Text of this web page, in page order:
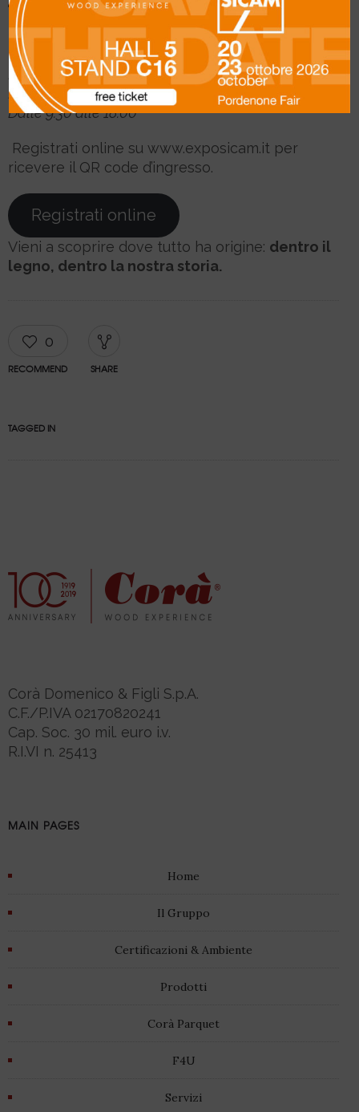
Ti aspettiamo a
Pordenone
Padiglione 5 – Stand C16
Dal 14 al 17 ottobre 2025
Dalle 9.30 alle 18.00
Registrati online su www.exposicam.it per
ricevere il QR code d’ingresso.
Registrati online
Vieni a scoprire dove tutto ha origine: dentro il
legno, dentro la nostra storia.
0
RECOMMEND SHARE
TAGGED IN
Corà Domenico & Figli S.p.A.
C.F./P.IVA 02170820241
Cap. Soc. 30 mil. euro i.v.
R.I.VI n. 25413
MAIN PAGES
Home
Il Gruppo
Certificazioni & Ambiente
Prodotti
Corà Parquet
F4U
Servizi